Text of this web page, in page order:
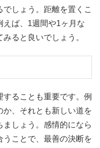
しょう。距離を置くこ
えば、1週間や1ヶ月な
ると良いでしょう。
ることも重要です。例
か、それとも新しい道を
しょう。感情的になら
ことで、最善の決断を